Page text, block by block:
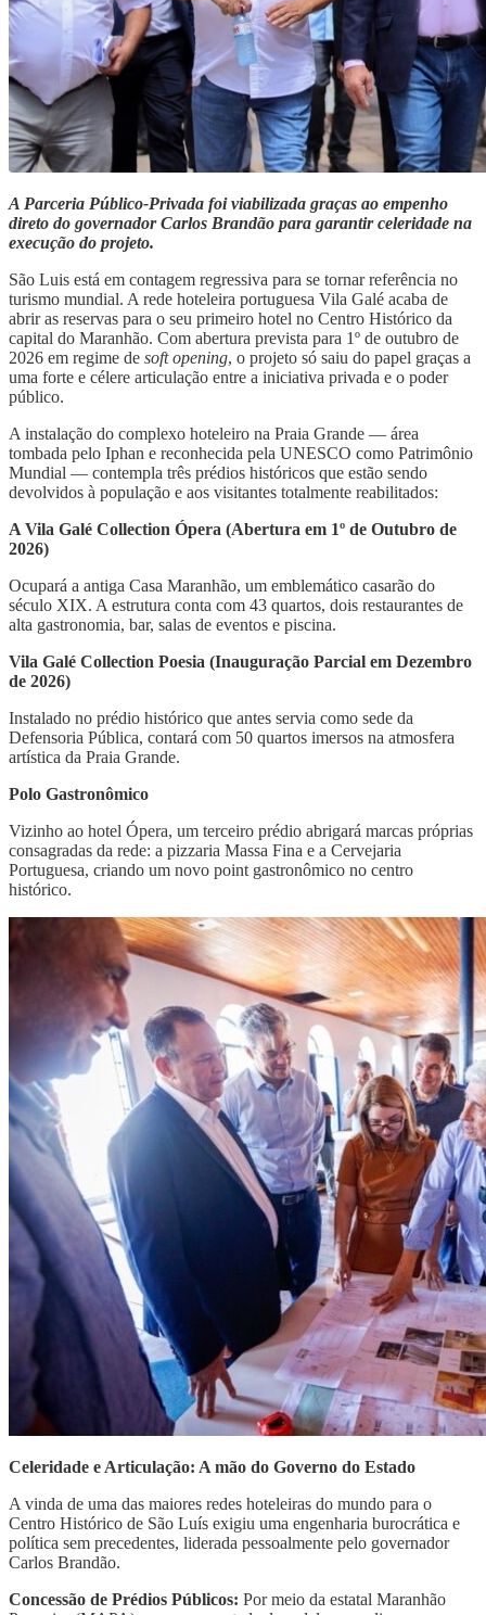
A Parceria Público-Privada foi viabilizada graças ao empenho
direto do governador Carlos Brandão para garantir celeridade na
execução do projeto.
​São Luis está em contagem regressiva para se tornar referência no
turismo mundial. A rede hoteleira portuguesa Vila Galé acaba de
abrir as reservas para o seu primeiro hotel no Centro Histórico da
capital do Maranhão. Com abertura prevista para 1º de outubro de
2026 em regime de soft opening, o projeto só saiu do papel graças a
uma forte e célere articulação entre a iniciativa privada e o poder
público.
A instalação do complexo hoteleiro na Praia Grande — área
tombada pelo Iphan e reconhecida pela UNESCO como Patrimônio
Mundial — contempla três prédios históricos que estão sendo
devolvidos à população e aos visitantes totalmente reabilitados:
A Vila Galé Collection Ópera (Abertura em 1º de Outubro de
2026)
​Ocupará a antiga Casa Maranhão, um emblemático casarão do
século XIX. A estrutura conta com 43 quartos, dois restaurantes de
alta gastronomia, bar, salas de eventos e piscina.
Vila Galé Collection Poesia (Inauguração Parcial em Dezembro
de 2026)
​Instalado no prédio histórico que antes servia como sede da
Defensoria Pública, contará com 50 quartos imersos na atmosfera
artística da Praia Grande.
Polo Gastronômico
​Vizinho ao hotel Ópera, um terceiro prédio abrigará marcas próprias
consagradas da rede: a pizzaria Massa Fina e a Cervejaria
Portuguesa, criando um novo point gastronômico no centro
histórico.
Celeridade e Articulação: A mão do Governo do Estado
​A vinda de uma das maiores redes hoteleiras do mundo para o
Centro Histórico de São Luís exigiu uma engenharia burocrática e
política sem precedentes, liderada pessoalmente pelo governador
Carlos Brandão.
Concessão de Prédios Públicos: Por meio da estatal Maranhão